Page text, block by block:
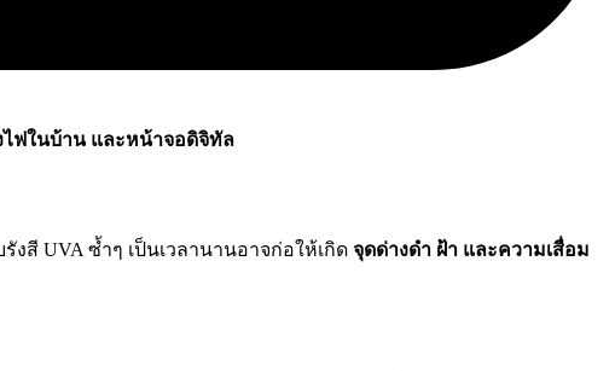
ไฟในบ้าน และหน้าจอดิจิทัล
สี UVA ซ้ำๆ เป็นเวลานานอาจก่อให้เกิด จุดด่างดำ ฝ้า และความเสื่อม